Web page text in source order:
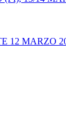
12 MARZO